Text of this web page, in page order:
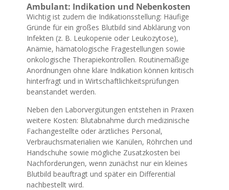
Ambulant: Indikation und Nebenkosten
Wichtig ist zudem die Indikationsstellung: Häufige
Gründe für ein großes Blutbild sind Abklärung von
Infekten (z. B. Leukopenie oder Leukozytose),
Anämie, hämatologische Fragestellungen sowie
onkologische Therapiekontrollen. Routinemäßige
Anordnungen ohne klare Indikation können kritisch
hinterfragt und in Wirtschaftlichkeitsprüfungen
beanstandet werden.
Neben den Laborvergütungen entstehen in Praxen
weitere Kosten: Blutabnahme durch medizinische
Fachangestellte oder ärztliches Personal,
Verbrauchsmaterialien wie Kanülen, Röhrchen und
Handschuhe sowie mögliche Zusatzkosten bei
Nachforderungen, wenn zunächst nur ein kleines
Blutbild beauftragt und später ein Differential
nachbestellt wird.